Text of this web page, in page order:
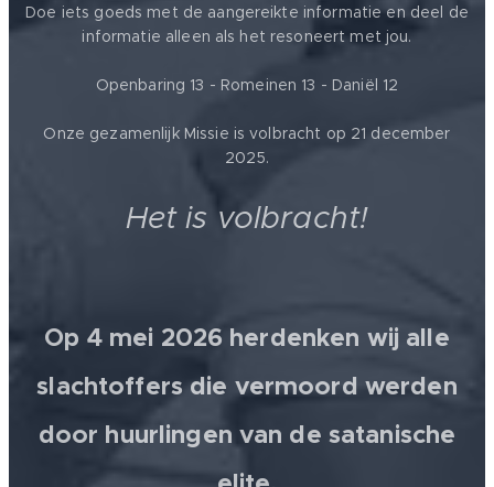
Doe iets goeds met de aangereikte informatie en deel de
informatie alleen als het resoneert met jou.
Openbaring 13 - Romeinen 13 - Daniël 12
Onze gezamenlijk Missie is volbracht op 21 december
2025.
Het is volbracht!
Op 4 mei 2026 herdenken wij alle
slachtoffers die vermoord werden
door huurlingen van de satanische